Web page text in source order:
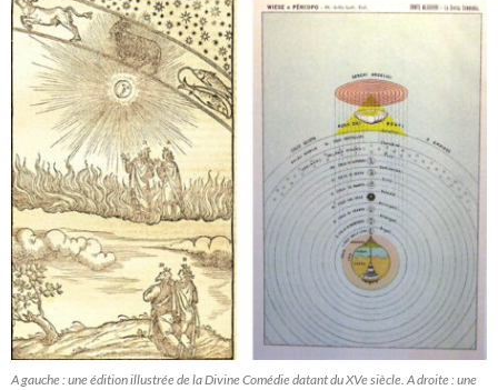
A gauche : une édition illustrée de la Divine Comédie datant du XVe siècle. A droite : une